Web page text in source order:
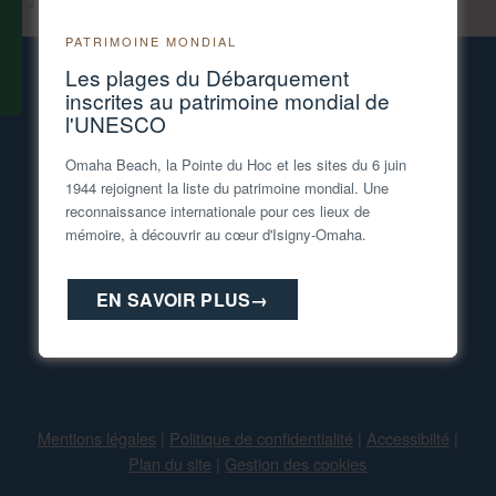
Skip back to main navigation
Tél. 02 31 21 46 00
accueil@isigny-omaha-tourisme.fr
Espace PRO
Espace GROUPES
Inscription à la Newsletter
Mentions légales | Politique de confidentialité | Accessibilté |
Plan du site | Gestion des cookies
PATRIMOINE MONDIAL
Les plages du Débarquement
inscrites au patrimoine mondial de
l'UNESCO
Omaha Beach, la Pointe du Hoc et les sites du 6 juin
1944 rejoignent la liste du patrimoine mondial. Une
reconnaissance internationale pour ces lieux de
mémoire, à découvrir au cœur d'Isigny-Omaha.
EN SAVOIR PLUS→